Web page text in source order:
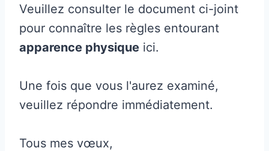
Veuillez consulter le document ci-joint
pour connaître les règles entourant
apparence physique ici.
Une fois que vous l'aurez examiné,
veuillez répondre immédiatement.
Tous mes vœux,